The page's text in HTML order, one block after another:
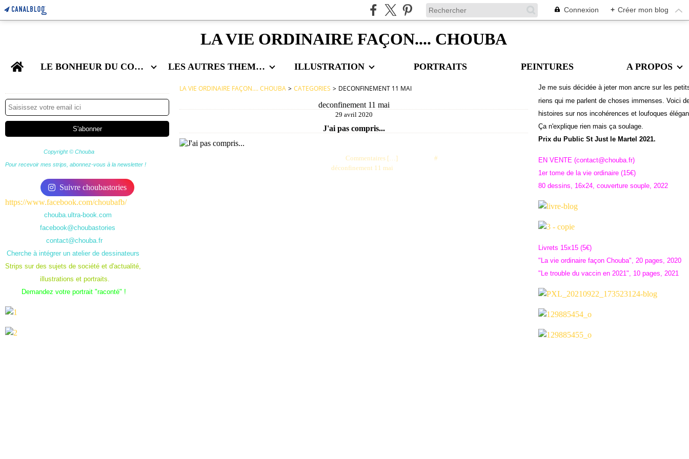
Connexion + Créer mon blog
LA VIE ORDINAIRE FAÇON.... CHOUBA
Home LE BONHEUR DU COUPLE LES AUTRES THEMES ILLUSTRATION PORTRAITS PEINTURES
A PROPOS
Copyright © Chouba
Pour recevoir mes strips, abonnez-vous à la newsletter !
Suivre choubastories
https://www.facebook.com/choubafb/
chouba.ultra-book.com
facebook@choubastories
contact@chouba.fr
Cherche à intégrer un atelier de dessinateurs
Strips sur des sujets de société et d'actualité,
illustrations et portraits.
Demandez votre portrait "raconté" !
LA VIE ORDINAIRE FAÇON.... CHOUBA > CATEGORIES > DECONFINEMENT 11 MAI
deconfinement 11 mai
29 avril 2020
J'ai pas compris...
Commentaires […] #
déconfinement 11 mai
Je me suis décidée à jeter mon ancre sur les
riens qui me parlent de choses immenses. Voici
histoires sur nos incohérences et loufoques
Ça n'explique rien mais ça soulage.
Prix du Public St Just le Martel 2021.
EN VENTE (contact@chouba.fr)
1er tome de la vie ordinaire (15€)
80 dessins, 16x24, couverture souple, 2022
Livrets 15x15 (5€)
"La vie ordinaire façon Chouba", 20 pages, 2020
"Le trouble du vaccin en 2021", 10 pages, 2021